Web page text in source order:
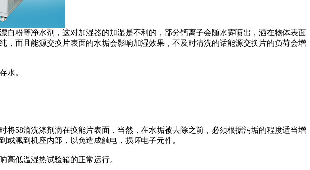
粉等净水剂，这对加湿器的加湿是不利的，部分钙离子会随水雾喷出，洒在物体表面
而且能源交换片表面的水垢会影响加湿效果，不及时清洗的话能源交换片的负荷会增
水。
58滴洗涤剂滴在换能片表面，当然，在水垢被去除之前，必须根据污垢的程度适当增
溅到机座内部，以免造成触电，损坏电子元件。
低温湿热试验箱的正常运行。